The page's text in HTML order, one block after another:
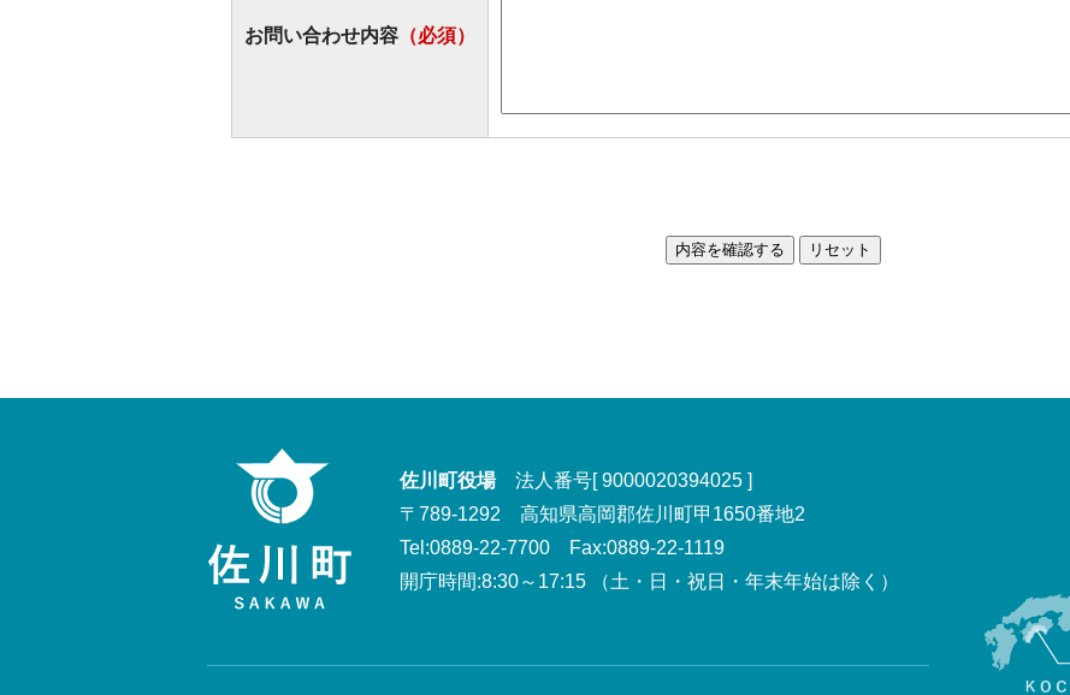
お問い合わせ内容 （必須）
佐川町役場法人番号[ 9000020394025 ]
〒789-1292 高知県高岡郡佐川町甲1650番地2
Tel:0889-22-7700 Fax:0889-22-1119
開庁時間:8:30～17:15 （土・日・祝日・年末年始は除く）